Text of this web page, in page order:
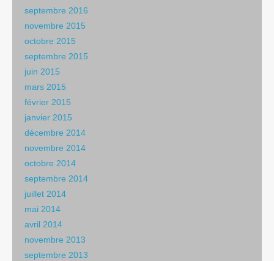
septembre 2016
novembre 2015
octobre 2015
septembre 2015
juin 2015
mars 2015
février 2015
janvier 2015
décembre 2014
novembre 2014
octobre 2014
septembre 2014
juillet 2014
mai 2014
avril 2014
novembre 2013
septembre 2013